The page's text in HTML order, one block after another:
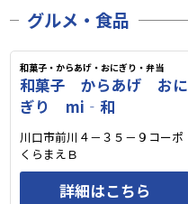
グルメ・食品
和菓子・からあげ・おにぎり・弁当
和菓子 からあげ おに
ぎり mi‐和
川口市前川４－３５－９コーポ
くらまえＢ
詳細はこちら